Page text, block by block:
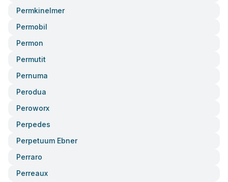
Permkinelmer
Permobil
Permon
Permutit
Pernuma
Perodua
Peroworx
Perpedes
Perpetuum Ebner
Perraro
Perreaux